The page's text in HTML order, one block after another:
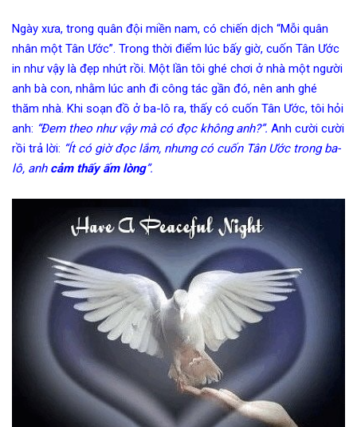
Ngày xưa, trong quân đội miền nam, có chiến dịch “Mỗi quân
nhân một Tân Ước”. Trong thời điểm lúc bấy giờ, cuốn Tân Ước
in như vậy là đẹp nhứt rồi. Một lần tôi ghé chơi ở nhà một người
anh bà con, nhằm lúc anh đi công tác gần đó, nên anh ghé
thăm nhà. Khi soạn đồ ở ba-lô ra, thấy có cuốn Tân Ước, tôi hỏi
anh: “Đem theo như vậy mà có đọc không anh?”. Anh cười cười
rồi trả lời: “Ít có giờ đọc lắm, nhưng có cuốn Tân Ước trong ba-
lô, anh cảm thấy ấm lòng”.